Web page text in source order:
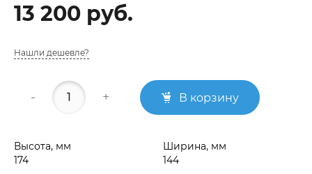
13 200 руб.
Нашли дешевле?
- + В корзину
Высота, мм
174
Ширина, мм
144